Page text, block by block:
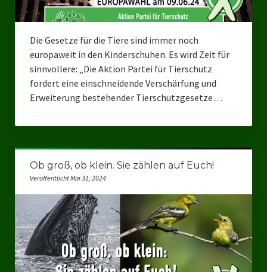
Kommunale Gremien
Ratsfraktion Tierschutz Aktiv Neuss Jetzt!
Ratsgruppe Freie Wähler Tierschutz PARTEI Düsseldorf
Ratsgruppe Tierschutz / DAL-WGD Duisburg
Kreistagsgruppe TIERSCHUTZ hier! Mettmann
Kommunalwahl Nordrhein-Westfalen 2025
Unsere Oberbürgermeister-Kandidaten
Unsere Kandidaten für Duisburg
Die Gesetze für die Tiere sind immer noch
europaweit in den Kinderschuhen. Es wird Zeit für
sinnvollere: „Die Aktion Partei für Tierschutz
fordert eine einschneidende Verschärfung und
Erweiterung bestehender Tierschutzgesetze…
Ob groß, ob klein. Sie zählen auf Euch!
Veröffentlicht Mai 31, 2024